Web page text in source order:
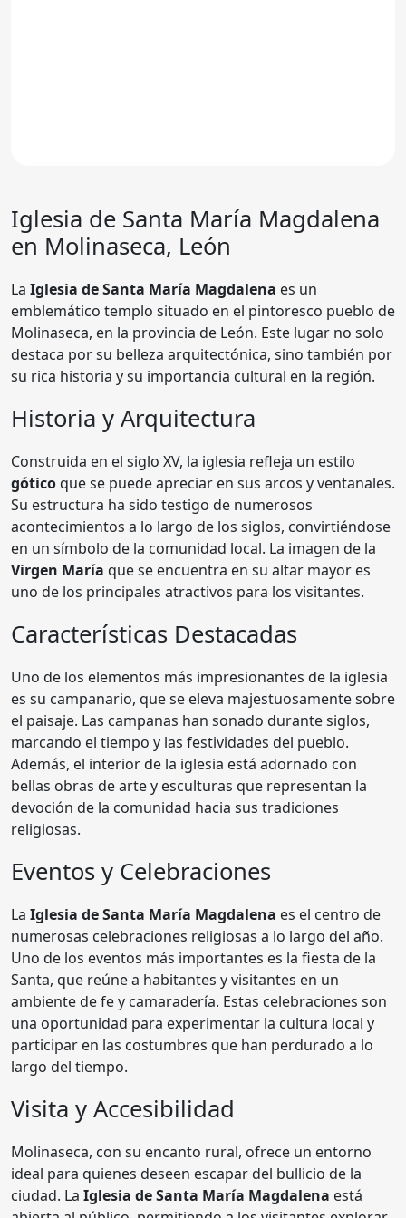
Iglesia de Santa María Magdalena
en Molinaseca, León
La Iglesia de Santa María Magdalena es un
emblemático templo situado en el pintoresco pueblo de
Molinaseca, en la provincia de León. Este lugar no solo
destaca por su belleza arquitectónica, sino también por
su rica historia y su importancia cultural en la región.
Historia y Arquitectura
Construida en el siglo XV, la iglesia refleja un estilo
góticoque se puede apreciar en sus arcos y ventanales.
Su estructura ha sido testigo de numerosos
acontecimientos a lo largo de los siglos, convirtiéndose
en un símbolo de la comunidad local. La imagen de la
Virgen María que se encuentra en su altar mayor es
uno de los principales atractivos para los visitantes.
Características Destacadas
Uno de los elementos más impresionantes de la iglesia
es su campanario, que se eleva majestuosamente sobre
el paisaje. Las campanas han sonado durante siglos,
marcando el tiempo y las festividades del pueblo.
Además, el interior de la iglesia está adornado con
bellas obras de arte y esculturas que representan la
devoción de la comunidad hacia sus tradiciones
religiosas.
Eventos y Celebraciones
La Iglesia de Santa María Magdalena es el centro de
numerosas celebraciones religiosas a lo largo del año.
Uno de los eventos más importantes es la fiesta de la
Santa, que reúne a habitantes y visitantes en un
ambiente de fe y camaradería. Estas celebraciones son
una oportunidad para experimentar la cultura local y
participar en las costumbres que han perdurado a lo
largo del tiempo.
Visita y Accesibilidad
Molinaseca, con su encanto rural, ofrece un entorno
ideal para quienes deseen escapar del bullicio de la
ciudad. La Iglesia de Santa María Magdalena está